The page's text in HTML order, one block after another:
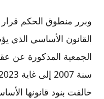
وبرر منطوق الحكم قرار
القانون الأساسي الذي
الجمعية المذكورة عن
خالفت بنود قانونها